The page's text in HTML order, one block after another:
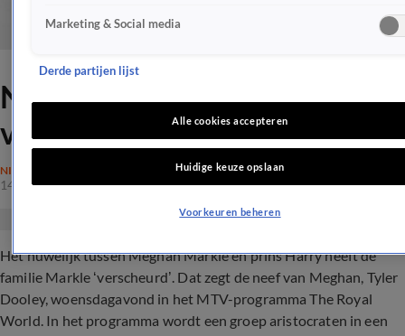
Neef Meghan: huwelijk
verscheurde familie
NIEUWS
14 nov 2018, 20:37
Het huwelijk tussen Meghan Markle en prins Harry heeft de
familie Markle ‘verscheurd’. Dat zegt de neef van Meghan, Tyler
Dooley, woensdagavond in het MTV-programma The Royal
World. In het programma wordt een groep aristocraten in een
Marketing & Social media
Derde partijen lijst
Alle cookies accepteren
Huidige keuze opslaan
Voorkeuren beheren